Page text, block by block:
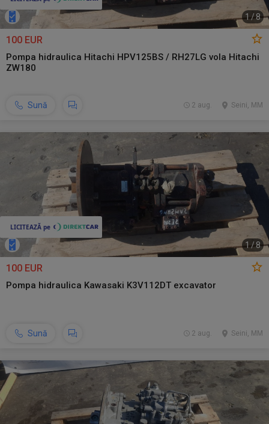
1 /8
100 EUR
Pompa hidraulica Hitachi HPV125BS / RH27LG vola Hitachi
ZW180
Sună Seini, MM
2 aug.
1 /8
100 EUR
Pompa hidraulica Kawasaki K3V112DT excavator
Sună Seini, MM
2 aug.